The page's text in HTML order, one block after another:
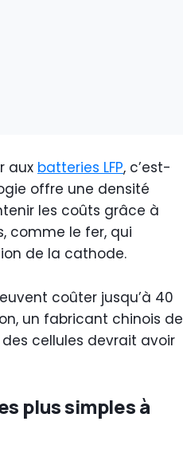
aux batteries LFP, c’est-
offre une densité
les coûts grâce à
comme le fer, qui
de la cathode.
coûter jusqu’à 40
un fabricant chinois de
cellules devrait avoir
plus simples à